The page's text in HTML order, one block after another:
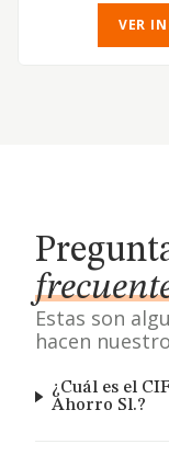
VER
Estas son
hacen
¿Cuál es el
Ahorro Sl.?